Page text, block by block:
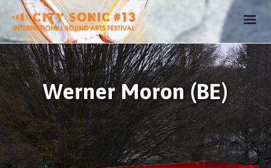
Werner Moron (BE)